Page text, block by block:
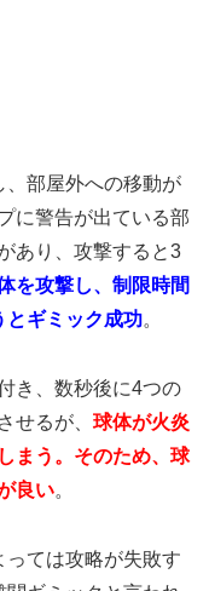
部屋外への移動が
に警告が出ている部
あり、攻撃すると3
を攻撃し、制限時間
とギミック成功。
き、数秒後に4つの
せるが、 球体が火炎
まう。そのため、球
良い。
ては攻略が失敗す